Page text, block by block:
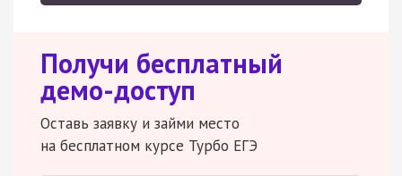
Получи бесплатный
демо-доступ
Оставь заявку и займи место
на бесплатном курсе Турбо ЕГЭ